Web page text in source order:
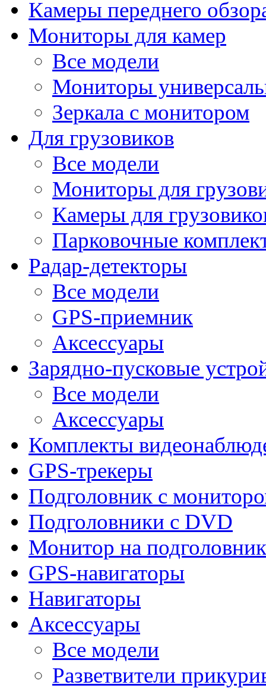
Камеры переднего
Мониторы для камер
Все модели
Мониторы
Зеркала с монитором
Для грузовиков
Все модели
Мониторы для
Камеры для
Парковочные
Радар-детекторы
Все модели
GPS-приемник
Аксессуары
Зарядно-пусковые
Все модели
Аксессуары
Комплекты
GPS-трекеры
Подголовник с
Подголовники с DVD
Монитор на подголовник
GPS-навигаторы
Навигаторы
Аксессуары
Все модели
Разветвители